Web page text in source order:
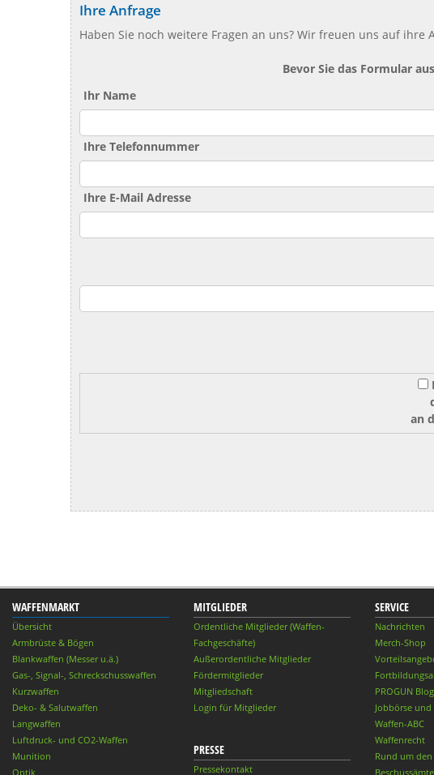
Ihre Anfrage
Haben Sie noch weitere Fragen an uns? Wir freuen uns auf ihre
Bevor Sie das Formular
Ihr Name
Ihre Telefonnummer
Ihre E-Mail Adresse
an
WAFFENMARKT
Übersicht
Armbrüste & Bögen
Blankwaffen (Messer u.ä.)
Gas-, Signal-, Schreckschusswaffen
Kurzwaffen
Deko- & Salutwaffen
Langwaffen
Luftdruck- und CO2-Waffen
Munition
Optik
MITGLIEDER
Ordentliche Mitglieder (Waffen-
Fachgeschäfte)
Außerordentliche Mitglieder
Fördermitglieder
Mitgliedschaft
Login für Mitglieder
PRESSE
Pressekontakt
SERVICE
Nachrichten
Merch-Shop
PROGUN Blog
Jobbörse
Waffen-ABC
Waffenrecht
Rund um